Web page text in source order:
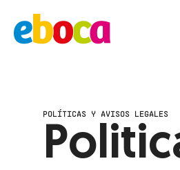
POLÍTICAS Y AVISOS LEGALES